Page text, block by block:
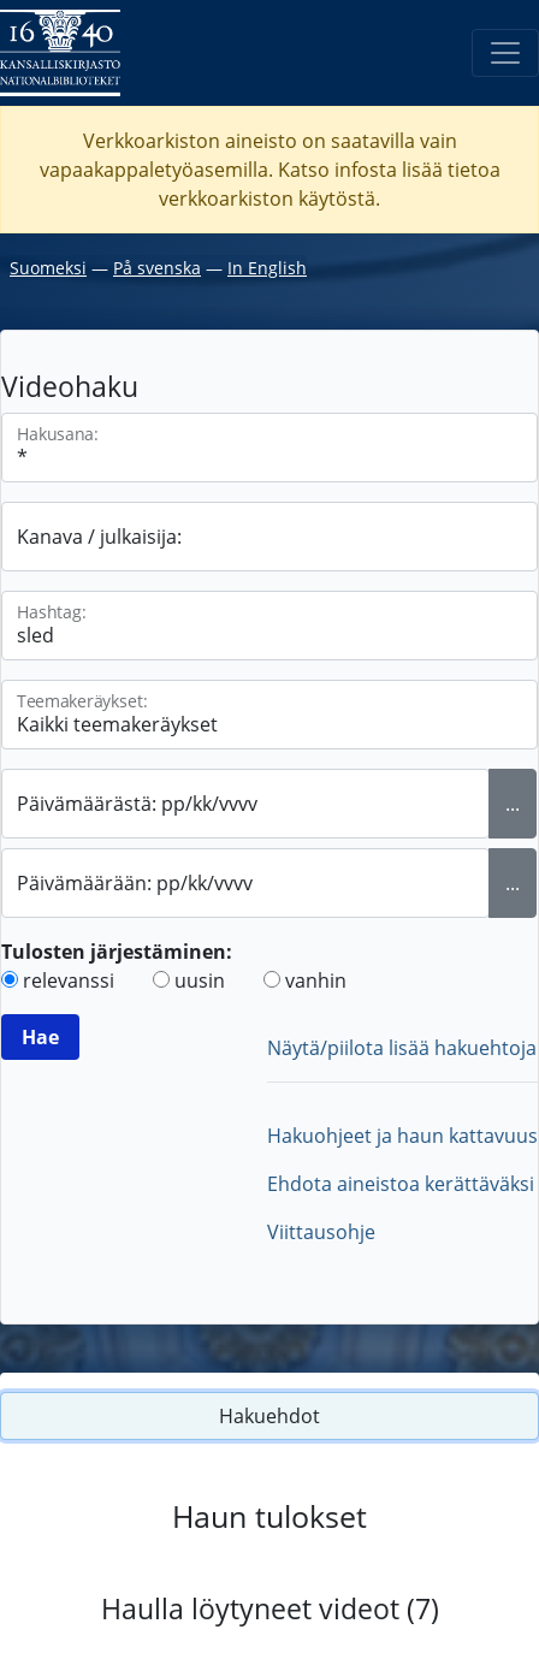
Verkkoarkiston aineisto on saatavilla vain
vapaakappaletyöasemilla. Katso infosta lisää tietoa
verkkoarkiston käytöstä.
Suomeksi ― På svenska ― In English
Videohaku
Hakusana:
Kanava / julkaisija:
Hashtag:
Teemakeräykset:
Päivämäärästä: pp/kk/vvvv ...
Päivämäärään: pp/kk/vvvv ...
Tulosten järjestäminen:
relevanssi
uusin vanhin
Näytä/piilota lisää hakuehtoja
Hakuohjeet ja haun kattavuus
Ehdota aineistoa kerättäväksi
Viittausohje
Hakuehdot
Haun tulokset
Haulla löytyneet videot (7)